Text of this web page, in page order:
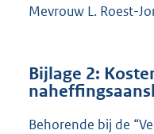
Mevrouw L. Roest-
Bijlage 2:
Behorende bij de